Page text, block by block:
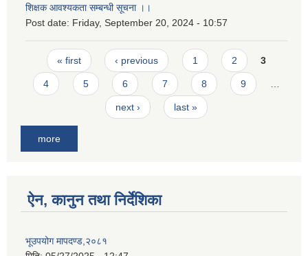
शिक्षक आवश्यकता सम्बन्धी सूचना ।।
Post date: Friday, September 20, 2024 - 10:57
Pages
« first ‹ previous 1 2 3
4 5 6 7 8 9
next › last »
more
ऐन, कानुन तथा निर्देशिका
भूउपयोग मापदण्ड,२०८१